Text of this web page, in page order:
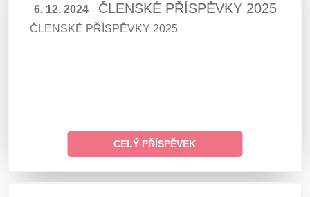
6. 12. 2024 ČLENSKÉ PŘÍSPĚVKY 2025
ČLENSKÉ PŘÍSPĚVKY 2025
CELÝ PŘÍSPĚVEK